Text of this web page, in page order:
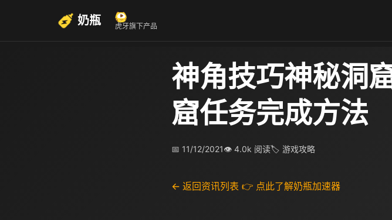
奶瓶 虎牙旗下产品
神角技巧神秘洞
窟任务完成方法
📅 11/12/2021👁 4.0k 阅读🏷 游戏攻略
← 返回资讯列表 👉 点此了解奶瓶加速器